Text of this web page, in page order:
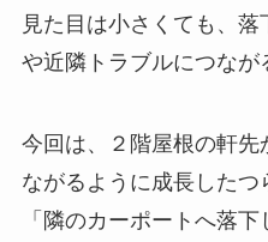
見た目は小さくても、
や近隣トラブルにつなが
今回は、２階屋根の軒
ながるように成長したつ
「隣のカーポートへ落